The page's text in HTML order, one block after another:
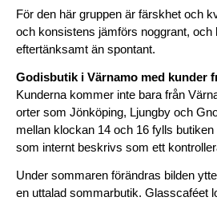
För den här gruppen är färskhet och
och konsistens jämförs noggrant, och
eftertänksamt än spontant.
Godisbutik i Värnamo med kunder
Kunderna kommer inte bara från
orter som Jönköping, Ljungby och
mellan klockan 14 och 16 fylls
som internt beskrivs som ett
Under sommaren förändras bilden
en uttalad sommarbutik. Glasscaféet